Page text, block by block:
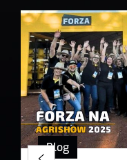
Blog